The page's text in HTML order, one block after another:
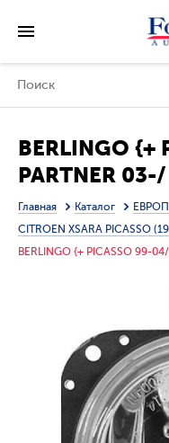
BERLINGO {+
PARTNER
ФАРА
Главная Каталог
CITROEN XSARA PICASSO
BERLINGO {+ PICASSO 99-